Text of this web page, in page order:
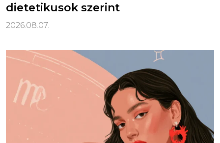
dietetikusok szerint
2026.08.07.